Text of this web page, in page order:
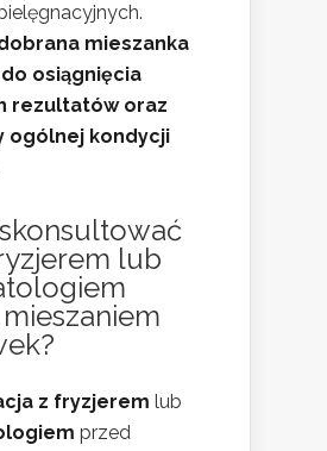
mieszanka
osiągnięcia
rezultatów oraz
ogólnej kondycji
lub
z fryzjerem lub
przed